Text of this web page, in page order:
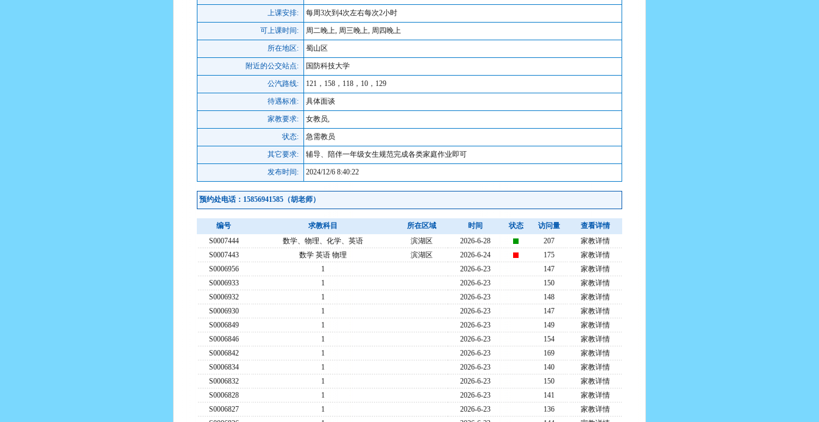
上课安排: 每周3次到4次左右每次2小时
可上课时间: 周二晚上, 周三晚上, 周四晚上
所在地区: 蜀山区
附近的公交站点: 国防科技大学
公汽路线: 121，158，118，10，129
待遇标准: 具体面谈
家教要求: 女教员,
状态: 急需教员
其它要求: 辅导、陪伴一年级女生规范完成各类家庭作业即可
发布时间: 2024/12/6 8:40:22
预约处电话：15856941585（胡老师）
编号 求教科目 所在区域 时间 状态 访问量
查看详情
S0007444
数学、物理、化学、英语 滨湖区 2026-6-28 207
家教详情
S0007443
数学 英语 物理 滨湖区 2026-6-24 175
家教详情
S0006956
1 2026-6-23 147
家教详情
S0006933
1 2026-6-23 150
家教详情
S0006932
1 2026-6-23 148
家教详情
S0006930
1 2026-6-23 147
家教详情
S0006849
1 2026-6-23 149
家教详情
S0006846
1 2026-6-23 154
家教详情
S0006842
1 2026-6-23 169
家教详情
S0006834
1 2026-6-23 140
家教详情
S0006832
1 2026-6-23 150
家教详情
S0006828
1 2026-6-23 141
家教详情
S0006827
1 2026-6-23 136
家教详情